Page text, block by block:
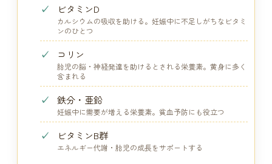
ビタミンD
カルシウムの吸収を助ける。妊娠中に不足しがちなビタミ
ンのひとつ
コリン
胎児の脳・神経発達を助けるとされる栄養素。黄身に多く
含まれる
鉄分・亜鉛
妊娠中に需要が増える栄養素。貧血予防にも役立つ
ビタミンB群
エネルギー代謝・胎児の成長をサポートする